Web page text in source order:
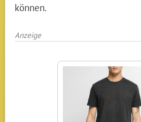
können.
Anzeige